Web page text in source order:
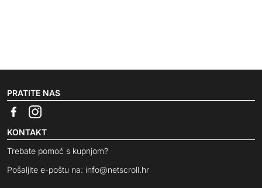
PRATITE NAS
KONTAKT
Trebate pomoć s kupnjom?
Pošaljite e-poštu na: info@netscroll.hr